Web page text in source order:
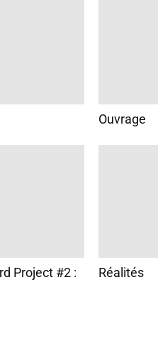
Ouvrage
Project #2 :
Réalités